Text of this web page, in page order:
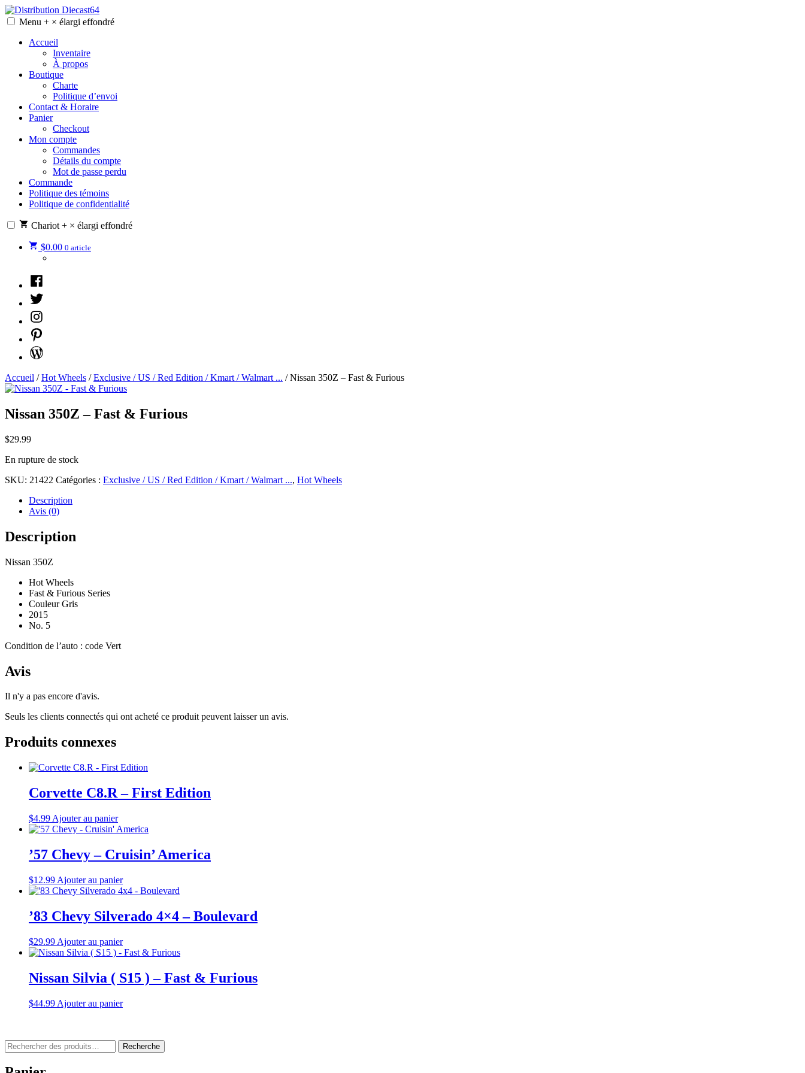
Skip
to
Distribution Diecast64
Une passion, un mode de vie.
Menu + × élargi effondré
Accueil
Inventaire
À propos
Boutique
Charte
Politique d’envoi
Contact & Horaire
Panier
Checkout
Mon compte
Commandes
Détails du compte
Mot de passe perdu
Commande
Politique des témoins
Politique de confidentialité
Chariot + × élargi effondré
$0.00 0 article
Facebook
Twitter
Instagram
Pinterest
WordPress
Accueil /Hot Wheels /Exclusive / US / Red Edition / Kmart / Walmart ... / Nissan 350Z – Fast & Furious
Nissan 350Z – Fast & Furious
$29.99
En rupture de stock
SKU: 21422 Catégories : Exclusive / US / Red Edition / Kmart / Walmart ..., Hot Wheels
Description
Avis (0)
Description
Nissan 350Z
Hot Wheels
Fast & Furious Series
Couleur Gris
2015
No. 5
Condition de l’auto : code Vert
Avis
Il n'y a pas encore d'avis.
Seuls les clients connectés qui ont acheté ce produit peuvent laisser un avis.
Produits connexes
Corvette C8.R – First Edition
$4.99 Ajouter au panier
’57 Chevy – Cruisin’ America
$12.99 Ajouter au panier
’83 Chevy Silverado 4×4 – Boulevard
$29.99 Ajouter au panier
Nissan Silvia ( S15 ) – Fast & Furious
$44.99 Ajouter au panier
Rechercher
:
Recherche